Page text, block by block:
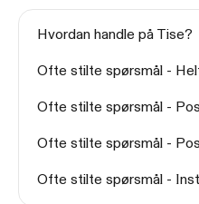
Hvordan handle på Tise?
Ofte stilte spørsmål -
Ofte stilte spørsmål -
Ofte stilte spørsmål -
Ofte stilte spørsmål -